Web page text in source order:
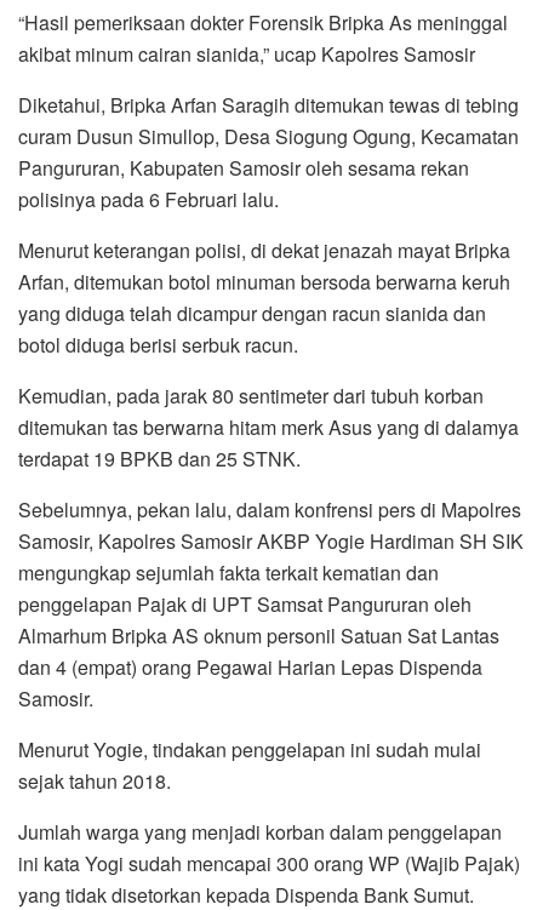
“Hasil pemeriksaan dokter Forensik Bripka As meninggal
akibat minum cairan sianida,” ucap Kapolres Samosir
Diketahui, Bripka Arfan Saragih ditemukan tewas di tebing
curam Dusun Simullop, Desa Siogung Ogung, Kecamatan
Pangururan, Kabupaten Samosir oleh sesama rekan
polisinya pada 6 Februari lalu.
Menurut keterangan polisi, di dekat jenazah mayat Bripka
Arfan, ditemukan botol minuman bersoda berwarna keruh
yang diduga telah dicampur dengan racun sianida dan
botol diduga berisi serbuk racun.
Kemudian, pada jarak 80 sentimeter dari tubuh korban
ditemukan tas berwarna hitam merk Asus yang di dalamya
terdapat 19 BPKB dan 25 STNK.
Sebelumnya, pekan lalu, dalam konfrensi pers di Mapolres
Samosir, Kapolres Samosir AKBP Yogie Hardiman SH SIK
mengungkap sejumlah fakta terkait kematian dan
penggelapan Pajak di UPT Samsat Pangururan oleh
Almarhum Bripka AS oknum personil Satuan Sat Lantas
dan 4 (empat) orang Pegawai Harian Lepas Dispenda
Samosir.
Menurut Yogie, tindakan penggelapan ini sudah mulai
sejak tahun 2018.
Jumlah warga yang menjadi korban dalam penggelapan
ini kata Yogi sudah mencapai 300 orang WP (Wajib Pajak)
yang tidak disetorkan kepada Dispenda Bank Sumut.